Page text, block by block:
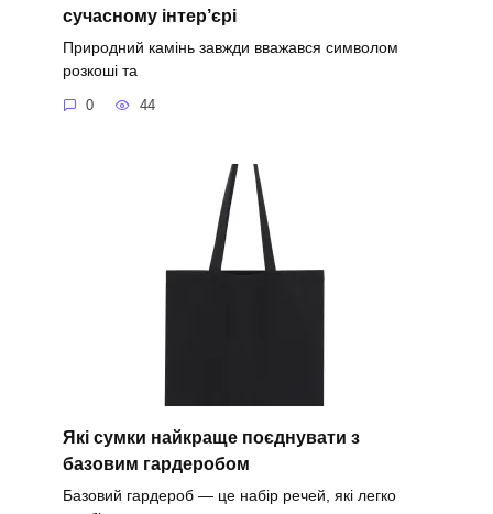
сучасному інтер’єрі
Природний камінь завжди вважався символом
розкоші та
0 44
Які сумки найкраще поєднувати з
базовим гардеробом
Базовий гардероб — це набір речей, які легко